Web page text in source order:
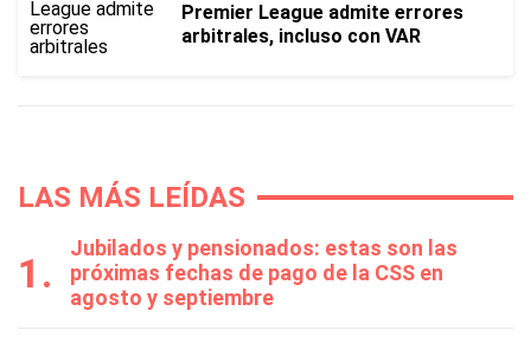
Premier League admite errores
arbitrales, incluso con VAR
LAS MÁS LEÍDAS
Jubilados y pensionados: estas son las
próximas fechas de pago de la CSS en
agosto y septiembre